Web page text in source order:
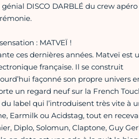
DISCO DARBLÉ du crew apéro
: MATVEÏ !
ces dernières années. Matveï est
française. Il se construit
façonné son propre univers
un regard neuf sur la French
label qui l’introduisent très vite à
Earmilk ou Acidstag, tout en
Diplo, Solomun, Claptone, Guy